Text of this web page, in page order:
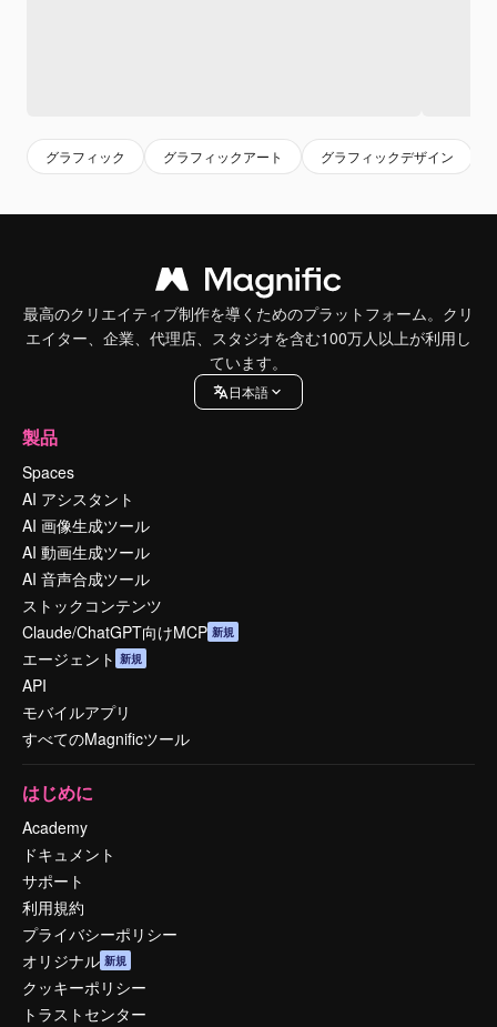
グラフィック グラフィックアート グラフィックデザイン
最高のクリエイティブ制作を導くためのプラットフォーム。クリ
エイター、企業、代理店、スタジオを含む100万人以上が利用し
ています。
日本語
製品
Spaces
AI アシスタント
AI 画像生成ツール
AI 動画生成ツール
AI 音声合成ツール
ストックコンテンツ
Claude/ChatGPT向けMCP 新規
エージェント 新規
API
モバイルアプリ
すべてのMagnificツール
はじめに
Academy
ドキュメント
サポート
利用規約
プライバシーポリシー
オリジナル 新規
クッキーポリシー
トラストセンター